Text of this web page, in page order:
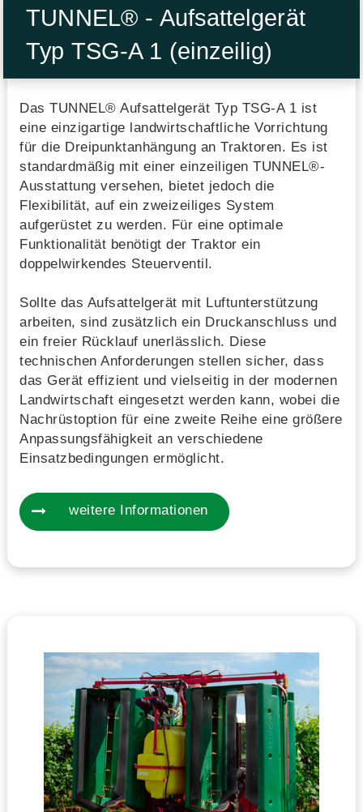
TUNNEL® - Aufsattelgerät
Typ TSG-A 1 (einzeilig)
Das TUNNEL® Aufsattelgerät Typ TSG-A 1 ist
eine einzigartige landwirtschaftliche Vorrichtung
für die Dreipunktanhängung an Traktoren. Es ist
standardmäßig mit einer einzeiligen TUNNEL®-
Ausstattung versehen, bietet jedoch die
Flexibilität, auf ein zweizeiliges System
aufgerüstet zu werden. Für eine optimale
Funktionalität benötigt der Traktor ein
doppelwirkendes Steuerventil.
Sollte das Aufsattelgerät mit Luftunterstützung
arbeiten, sind zusätzlich ein Druckanschluss und
ein freier Rücklauf unerlässlich. Diese
technischen Anforderungen stellen sicher, dass
das Gerät effizient und vielseitig in der modernen
Landwirtschaft eingesetzt werden kann, wobei die
Nachrüstoption für eine zweite Reihe eine größere
Anpassungsfähigkeit an verschiedene
Einsatzbedingungen ermöglicht.
weitere Informationen